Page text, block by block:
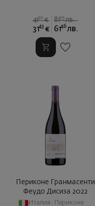
4190 € 8195 лв.
3143 € 6146 лв.
Периконе Гранмасенти
Феудо Дисиза 2022
Италия Периконе